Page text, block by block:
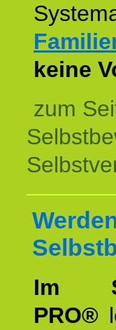
keine
zum
Im
PRO®